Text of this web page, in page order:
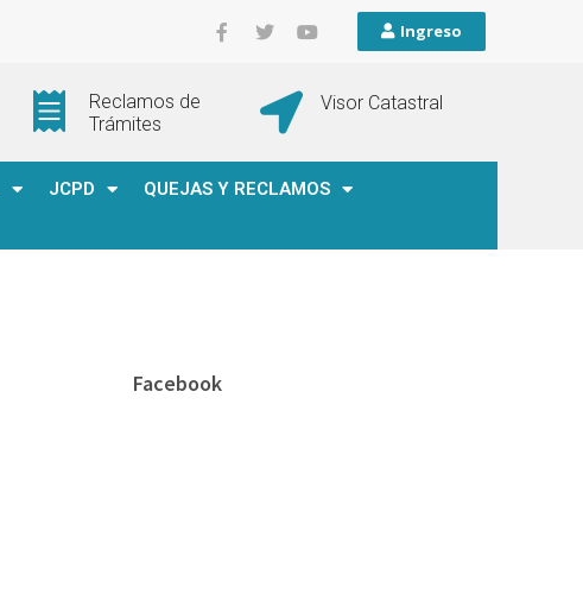
Ingreso
Reclamos de
Trámites
Visor Catastral
JCPD
QUEJAS Y RECLAMOS
Facebook